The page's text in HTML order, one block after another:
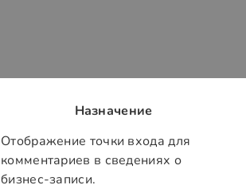
Назначение
Отображение точки входа для
комментариев в сведениях о
бизнес-записи.